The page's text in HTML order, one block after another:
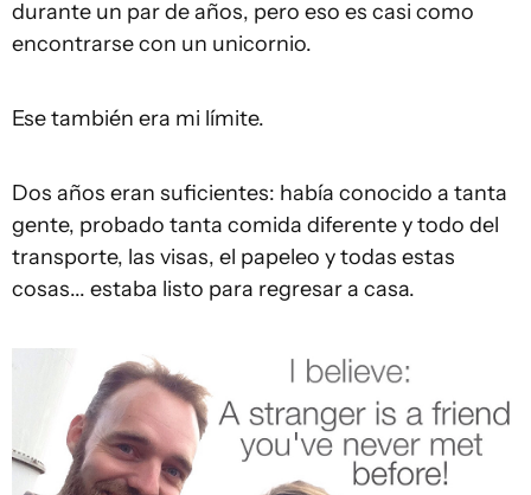
durante un par de años, pero eso es casi como
encontrarse con un unicornio.
Ese también era mi límite.
Dos años eran suficientes: había conocido a tanta
gente, probado tanta comida diferente y todo del
transporte, las visas, el papeleo y todas estas
cosas... estaba listo para regresar a casa.